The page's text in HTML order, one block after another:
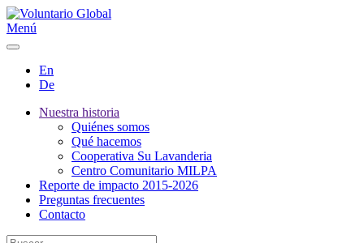
Menú
En
De
Nuestra historia
Quiénes somos
Qué hacemos
Cooperativa Su Lavanderia
Centro Comunitario MILPA
Reporte de impacto 2015-2026
Preguntas frecuentes
Contacto